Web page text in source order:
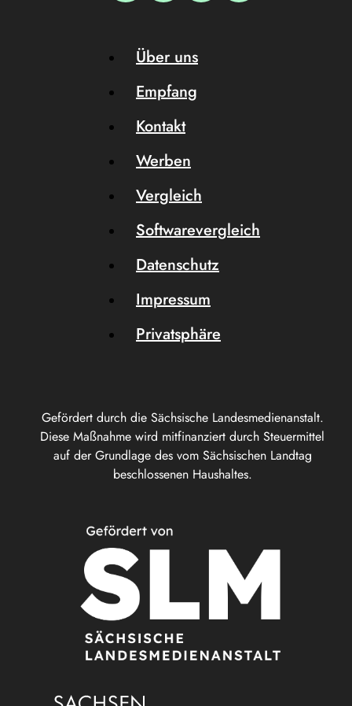
Gefördert durch die Sächsische Landesmedienanstalt.
Diese Maßnahme wird mitfinanziert durch Steuermittel
auf der Grundlage des vom Sächsischen Landtag
beschlossenen Haushaltes.
Über uns
Empfang
Kontakt
Werben
Vergleich
Softwarevergleich
Datenschutz
Impressum
Privatsphäre